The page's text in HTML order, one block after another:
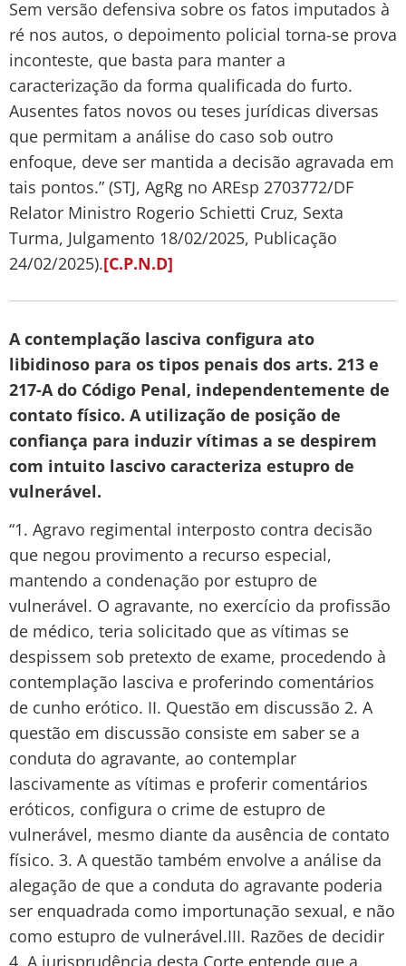
Sem versão defensiva sobre os fatos imputados à
ré nos autos, o depoimento policial torna-se prova
inconteste, que basta para manter a
caracterização da forma qualificada do furto.
Ausentes fatos novos ou teses jurídicas diversas
que permitam a análise do caso sob outro
enfoque, deve ser mantida a decisão agravada em
tais pontos.” (STJ, AgRg no AREsp 2703772/DF
Relator Ministro Rogerio Schietti Cruz, Sexta
Turma, Julgamento 18/02/2025, Publicação
24/02/2025).[C.P.N.D]
A contemplação lasciva configura ato
libidinoso para os tipos penais dos arts. 213 e
217-A do Código Penal, independentemente de
contato físico. A utilização de posição de
confiança para induzir vítimas a se despirem
com intuito lascivo caracteriza estupro de
vulnerável.
“1. Agravo regimental interposto contra decisão
que negou provimento a recurso especial,
mantendo a condenação por estupro de
vulnerável. O agravante, no exercício da profissão
de médico, teria solicitado que as vítimas se
despissem sob pretexto de exame, procedendo à
contemplação lasciva e proferindo comentários
de cunho erótico. II. Questão em discussão 2. A
questão em discussão consiste em saber se a
conduta do agravante, ao contemplar
lascivamente as vítimas e proferir comentários
eróticos, configura o crime de estupro de
vulnerável, mesmo diante da ausência de contato
físico. 3. A questão também envolve a análise da
alegação de que a conduta do agravante poderia
ser enquadrada como importunação sexual, e não
como estupro de vulnerável.III. Razões de decidir